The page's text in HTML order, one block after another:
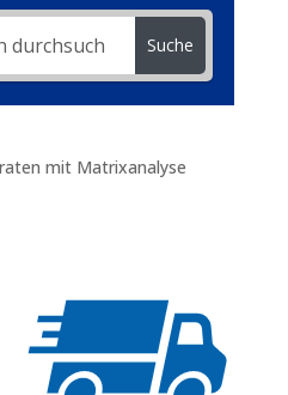
Suche
mit Matrixanalyse